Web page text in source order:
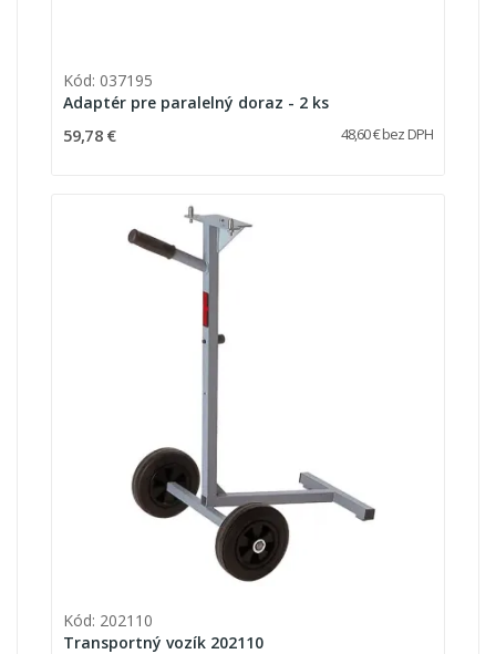
Kód: 037195
Adaptér pre paralelný doraz - 2 ks
59,78 € 48,60 € bez DPH
Kód: 202110
Transportný vozík 202110